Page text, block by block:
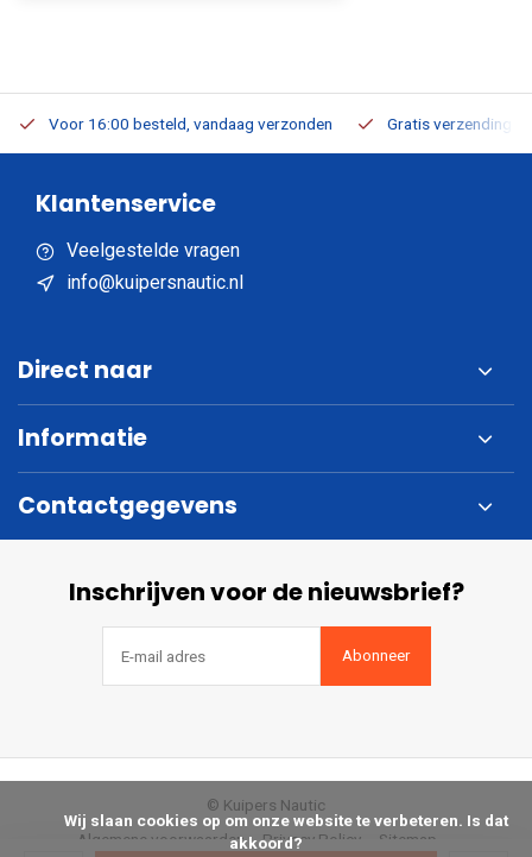
Voor 16:00 besteld, vandaag verzonden Gratis verzending
Klantenservice
Veelgestelde vragen
info@kuipersnautic.nl
Direct naar
Informatie
Contactgegevens
Inschrijven voor de nieuwsbrief?
Abonneer
Algemene voorwaarden Privacy Policy Sitemap
© Kuipers Nautic
akkoord?